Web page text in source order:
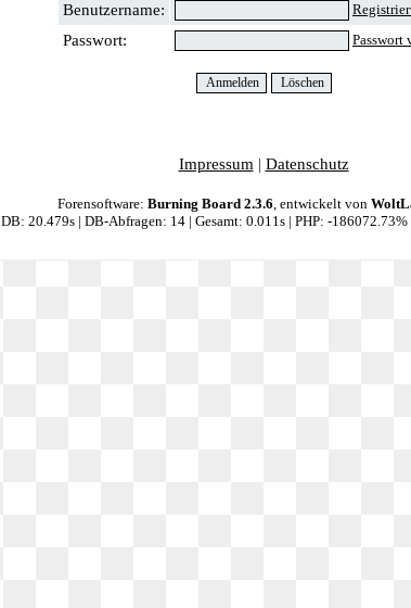
Benutzername:
Passwort: Passwort
Impressum | Datenschutz
Forensoftware: Burning Board 2.3.6, entwickelt von
DB: 20.479s | DB-Abfragen: 14 | Gesamt: 0.011s | PHP: -